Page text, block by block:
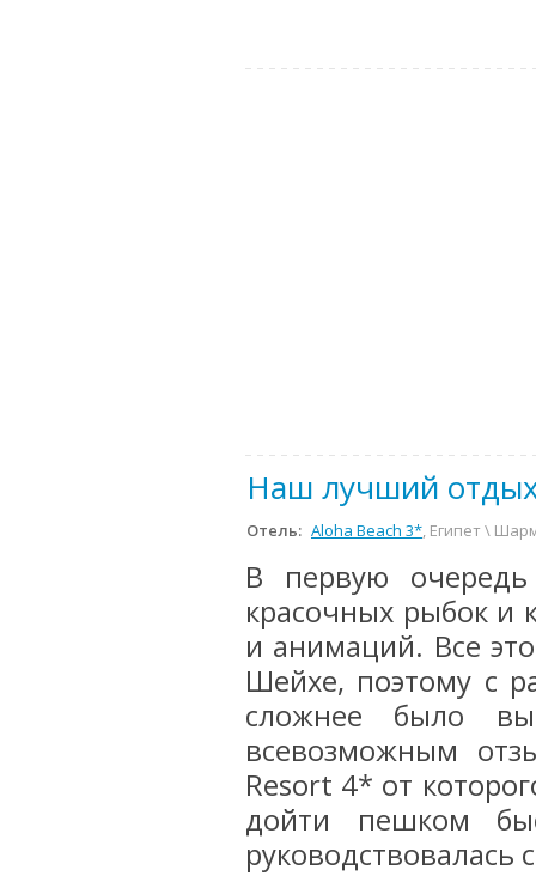
Наш лучший
Отель: Aloha Beach 3*, Египет \
В первую
красочных рыбок и
и анимаций. Все
Шейхе, поэтому с
сложнее было
всевозможным
Resort 4* от
дойти пешком
руководствовалась